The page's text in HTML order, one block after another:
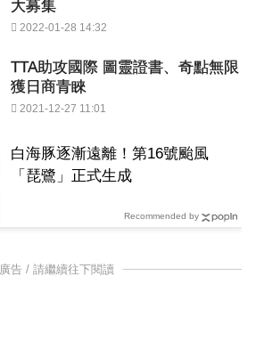
大募集
2022-01-28 14:32
TTA助攻國際 圖靈證書、奇點無限
獲日商青睞
2021-12-27 11:01
白海豚逐漸遠離！第16號颱風
「琵鷺」正式生成
Recommended by
廣告 / 請繼續往下閱讀